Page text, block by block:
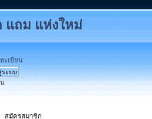
แถม แห่งใหม่
ะเบียน
สมัครสมาชิก